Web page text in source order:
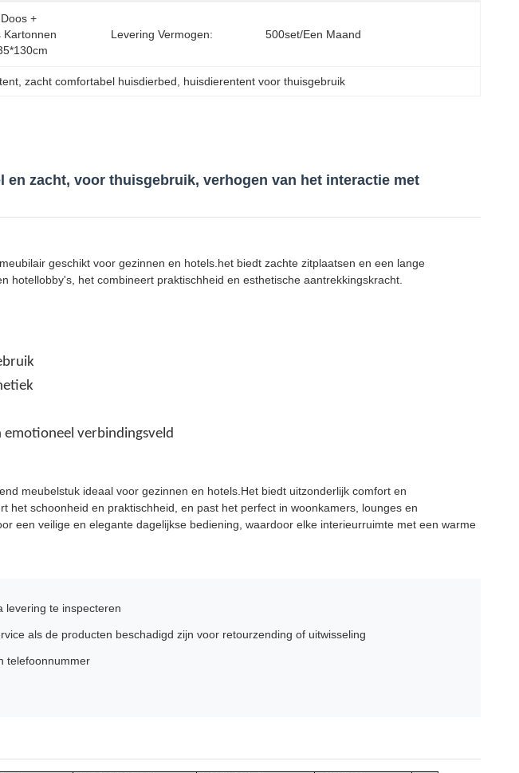
+
Kartonnen
Levering Vermogen: 500set/een Maand
, zacht comfortabel huisdierbed huisdierentent voor thuisgebruik
en zacht, voor thuisgebruik, verhogen van het interactie met
geschikt voor gezinnen en hotels.het biedt zachte zitplaatsen en een lange
hotellobby's, het combineert praktischheid en esthetische aantrekkingskracht.
emotioneel verbindingsveld
meubelstuk ideaal voor gezinnen en hotels.Het biedt uitzonderlijk comfort en
het schoonheid en praktischheid, en past het perfect in woonkamers, lounges en
een veilige en elegante dagelijkse bediening, waardoor elke interieurruimte met een warme
levering te inspecteren
als de producten beschadigd zijn voor retourzending of uitwisseling
telefoonnummer